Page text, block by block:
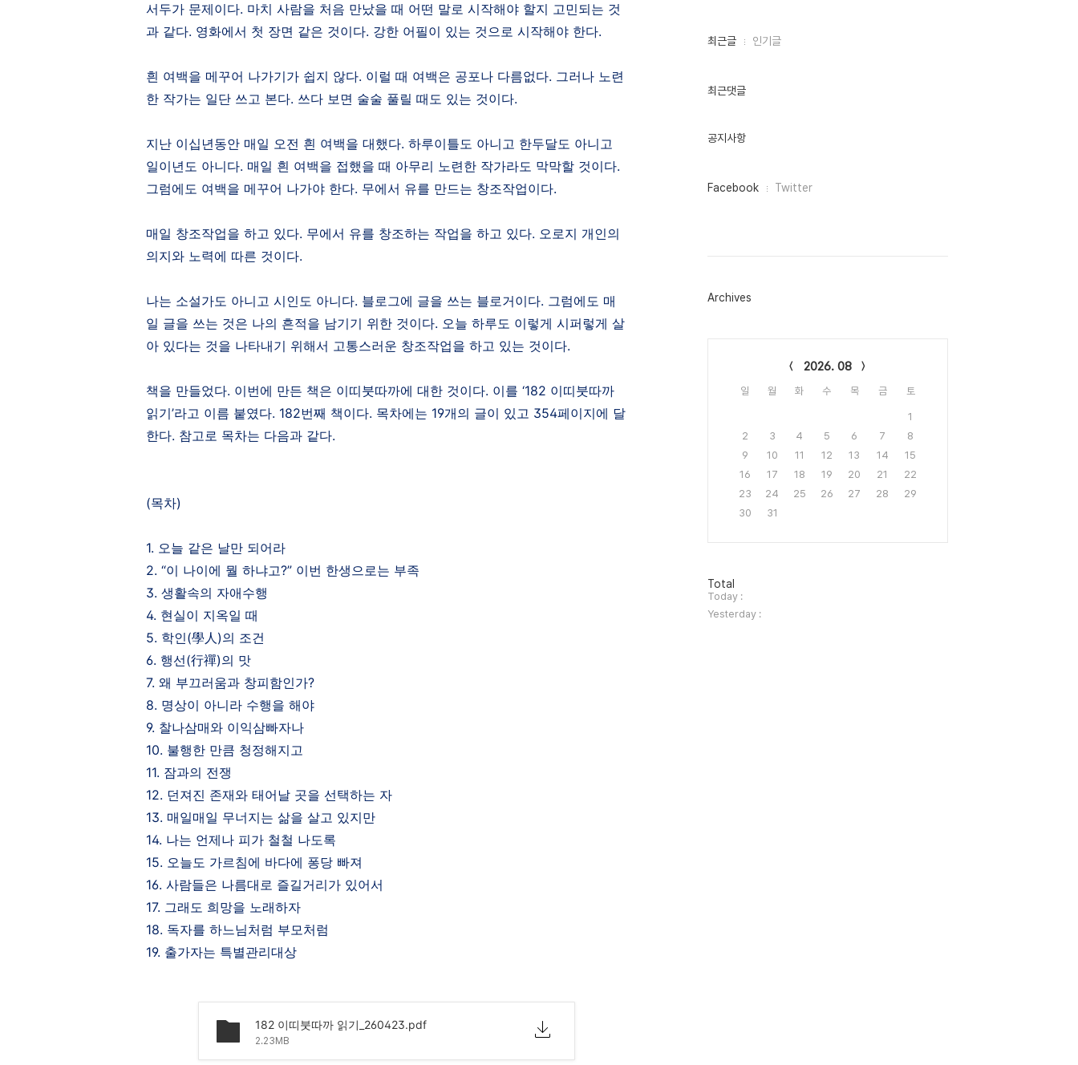
서두가 문제이다. 마치 사람을 처음 만났을 때 어떤 말로 시작해야 할지 고민되는 것
과 같다. 영화에서 첫 장면 같은 것이다. 강한 어필이 있는 것으로 시작해야 한다.
흰 여백을 메꾸어 나가기가 쉽지 않다. 이럴 때 여백은 공포나 다름없다. 그러나 노련
한 작가는 일단 쓰고 본다. 쓰다 보면 술술 풀릴 때도 있는 것이다.
지난 이십년동안 매일 오전 흰 여백을 대했다. 하루이틀도 아니고 한두달도 아니고
일이년도 아니다. 매일 흰 여백을 접했을 때 아무리 노련한 작가라도 막막할 것이다.
그럼에도 여백을 메꾸어 나가야 한다. 무에서 유를 만드는 창조작업이다.
매일 창조작업을 하고 있다. 무에서 유를 창조하는 작업을 하고 있다. 오로지 개인의
의지와 노력에 따른 것이다.
나는 소설가도 아니고 시인도 아니다. 블로그에 글을 쓰는 블로거이다. 그럼에도 매
일 글을 쓰는 것은 나의 흔적을 남기기 위한 것이다. 오늘 하루도 이렇게 시퍼렇게 살
아 있다는 것을 나타내기 위해서 고통스러운 창조작업을 하고 있는 것이다.
책을 만들었다. 이번에 만든 책은 이띠붓따까에 대한 것이다. 이를 ‘182 이띠붓따까
읽기’라고 이름 붙였다. 182번째 책이다. 목차에는 19개의 글이 있고 354페이지에 달
한다. 참고로 목차는 다음과 같다.
(목차)
1. 오늘 같은 날만 되어라
2. “이 나이에 뭘 하냐고?” 이번 한생으로는 부족
3. 생활속의 자애수행
4. 현실이 지옥일 때
5. 학인(學人)의 조건
6. 행선(行禪)의 맛
7. 왜 부끄러움과 창피함인가?
8. 명상이 아니라 수행을 해야
9. 찰나삼매와 이익삼빠자나
10. 불행한 만큼 청정해지고
11. 잠과의 전쟁
12. 던져진 존재와 태어날 곳을 선택하는 자
13. 매일매일 무너지는 삶을 살고 있지만
14. 나는 언제나 피가 철철 나도록
15. 오늘도 가르침에 바다에 퐁당 빠져
16. 사람들은 나름대로 즐길거리가 있어서
17. 그래도 희망을 노래하자
18. 독자를 하느님처럼 부모처럼
19. 출가자는 특별관리대상
182 이띠붓따까 읽기_260423.pdf
2.23MB
최
인
최근글 인기글
최근댓글
공지사항
페
그
Facebook Twitter
Archives
2026. 08
일 월 화 수 목 금 토
1
2
3 4 5 6 7
8
9
10 11 12 13 14
15
16
17 18 19 20 21
22
23
24 25 26 27 28
29
30
31
방
문
자
수
Total
Today :
Yesterday :